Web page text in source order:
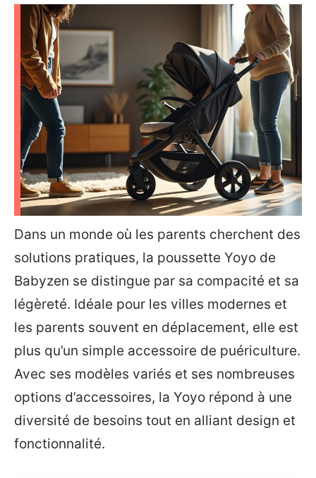
Dans un monde où les parents cherchent des
solutions pratiques, la poussette Yoyo de
Babyzen se distingue par sa compacité et sa
légèreté. Idéale pour les villes modernes et
les parents souvent en déplacement, elle est
plus qu’un simple accessoire de puériculture.
Avec ses modèles variés et ses nombreuses
options d’accessoires, la Yoyo répond à une
diversité de besoins tout en alliant design et
fonctionnalité.